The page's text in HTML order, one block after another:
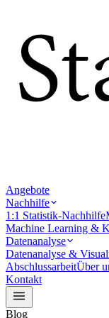
Angebote
Nachhilfe
1:1 Statistik-Nachhilfe
Machine Learning &
Datenanalyse
Datenanalyse &
AbschlussarbeitÜber
Kontakt
Blog